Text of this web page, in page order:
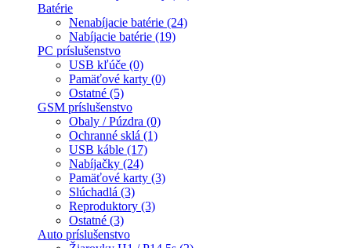
Batérie
Nenabíjacie batérie (24)
Nabíjacie batérie (19)
PC príslušenstvo
USB kľúče (0)
Pamäťové karty (0)
Ostatné (5)
GSM príslušenstvo
Obaly / Púzdra (0)
Ochranné sklá (1)
USB káble (17)
Nabíjačky (24)
Pamäťové karty (3)
Slúchadlá (3)
Reproduktory (3)
Ostatné (3)
Auto príslušenstvo